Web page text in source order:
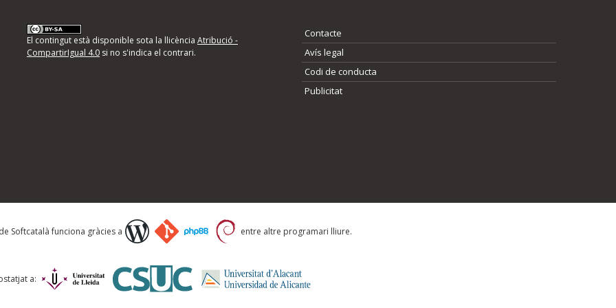
d'errors
següents i descriviu quina és la millora que
El contingut està disponible sota la llicència Atribució -
CompartirIgual 4.0si no s'indica el contrari.
Contacte
Avís legal
Codi de conducta
Publicitat
Softcatalà funciona gràcies a entre altre programari lliure.
a: